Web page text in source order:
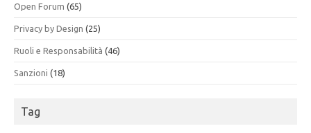
Open Forum (65)
Privacy by Design (25)
Ruoli e Responsabilità (46)
Sanzioni (18)
Tag